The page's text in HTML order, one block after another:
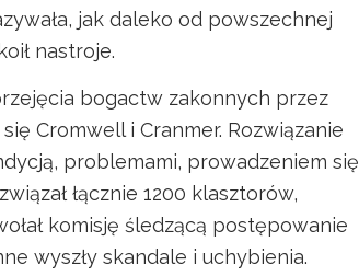
jak daleko od powszechnej
nastroje.
bogactw zakonnych przez
Cromwell i Cranmer. Rozwiązanie
problemami, prowadzeniem się
łącznie 1200 klasztorów,
komisję śledzącą postępowanie
wyszły skandale i uchybienia.